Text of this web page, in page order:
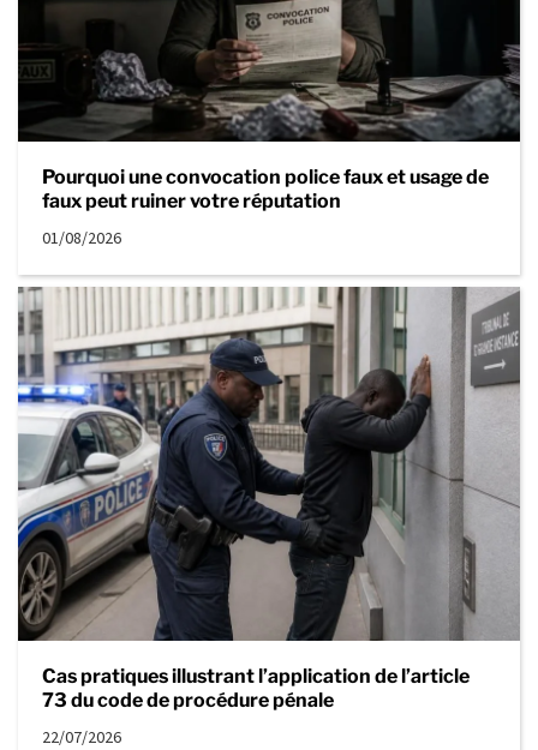
Pourquoi une convocation police faux et usage de
faux peut ruiner votre réputation
01/08/2026
Cas pratiques illustrant l’application de l’article
73 du code de procédure pénale
22/07/2026